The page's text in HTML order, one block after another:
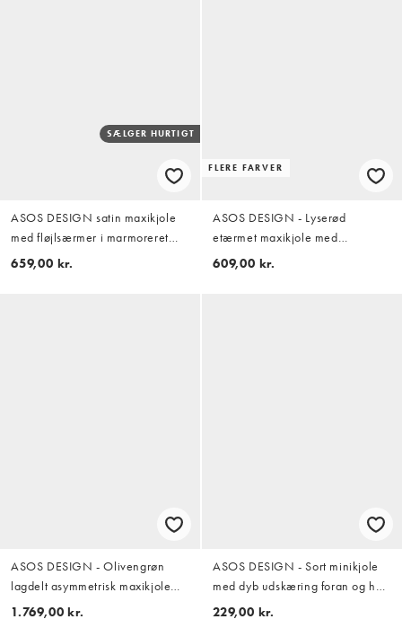
SÆLGER HURTIGT
ASOS DESIGN satin maxikjole
med fløjlsærmer i marmoreret
rosinbrun
659,00 kr.
FLERE FARVER
ASOS DESIGN - Lyserød
etærmet maxikjole med
draperinger og flagermusærmer
609,00 kr.
ASOS DESIGN - Olivengrøn
lagdelt asymmetrisk maxikjole
med gennemgående
1.769,00 kr.
ASOS DESIGN - Sort minikjole
med dyb udskæring foran og høj
hals
229,00 kr.